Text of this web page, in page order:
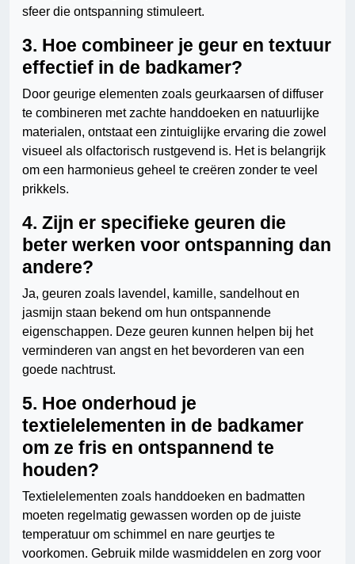
sfeer die ontspanning stimuleert.
3. Hoe combineer je geur en textuur
effectief in de badkamer?
Door geurige elementen zoals geurkaarsen of diffuser
te combineren met zachte handdoeken en natuurlijke
materialen, ontstaat een zintuiglijke ervaring die zowel
visueel als olfactorisch rustgevend is. Het is belangrijk
om een harmonieus geheel te creëren zonder te veel
prikkels.
4. Zijn er specifieke geuren die
beter werken voor ontspanning dan
andere?
Ja, geuren zoals lavendel, kamille, sandelhout en
jasmijn staan bekend om hun ontspannende
eigenschappen. Deze geuren kunnen helpen bij het
verminderen van angst en het bevorderen van een
goede nachtrust.
5. Hoe onderhoud je
textielelementen in de badkamer
om ze fris en ontspannend te
houden?
Textielelementen zoals handdoeken en badmatten
moeten regelmatig gewassen worden op de juiste
temperatuur om schimmel en nare geurtjes te
voorkomen. Gebruik milde wasmiddelen en zorg voor